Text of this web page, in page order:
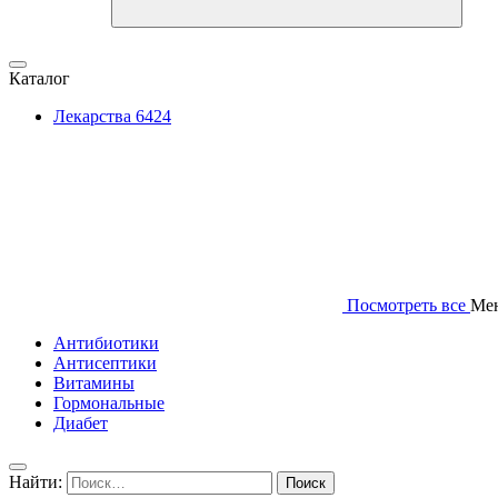
Каталог
Лекарства 6424
Посмотреть все
Антибиотики
Антисептики
Витамины
Гормональные
Диабет
Найти: